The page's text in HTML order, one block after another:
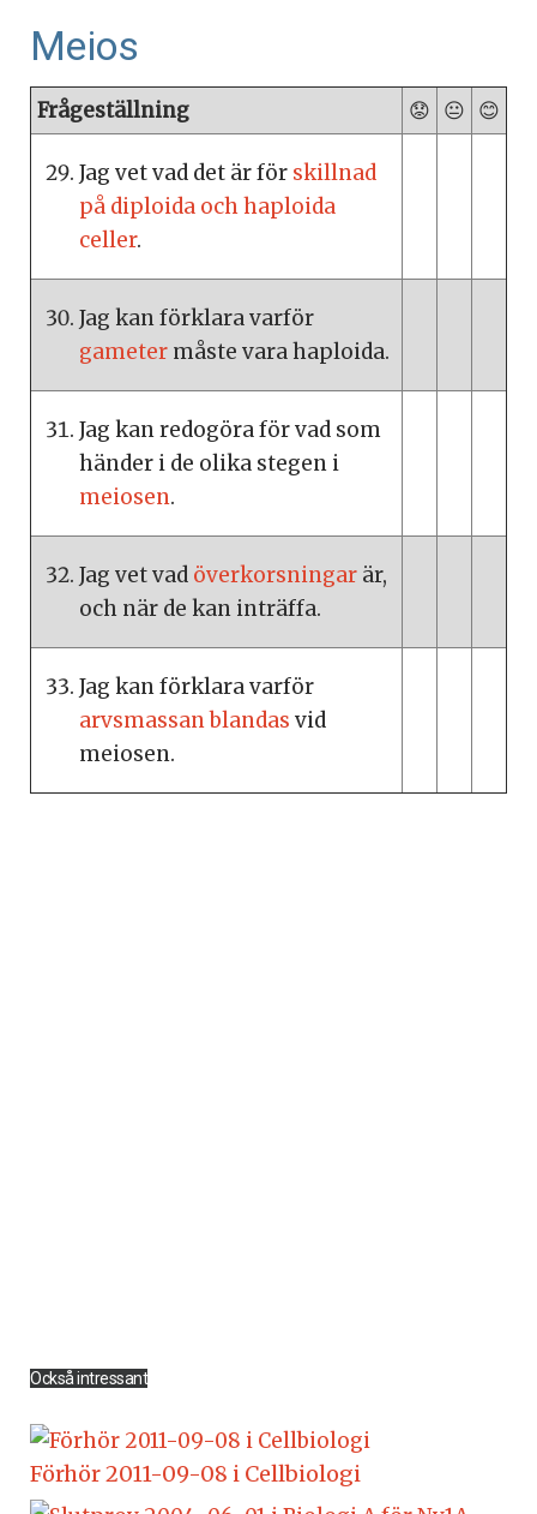
Meios
Frågeställning 😟 😐 😊
Jag vet vad det är för skillnad
på diploida och haploida
celler.
Jag kan förklara varför
gameter måste vara haploida.
Jag kan redogöra för vad som
händer i de olika stegen i
meiosen.
Jag vet vad överkorsningar är,
och när de kan inträffa.
Jag kan förklara varför
arvsmassan blandas vid
meiosen.
Också intressant
Förhör 2011-09-08 i Cellbiologi